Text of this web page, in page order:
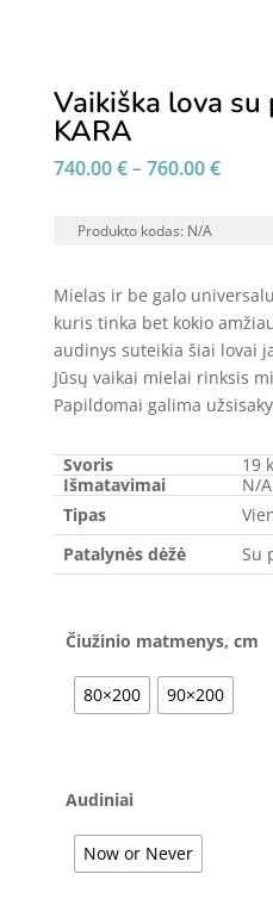
Vaikiška lova su
KARA
740.00€–760.00€Price
Produkto kodas: N/A
Mielas ir be galo
kuris tinka bet kokio
audinys suteikia šiai lovai
Jūsų vaikai mielai rinksis
Papildomai galima
Svoris
19
Išmatavimai
N/A
Tipas
Patalynės dėžė
Su
Čiužinio matmenys, cm
80×200 90×200
Audiniai
Now or Never